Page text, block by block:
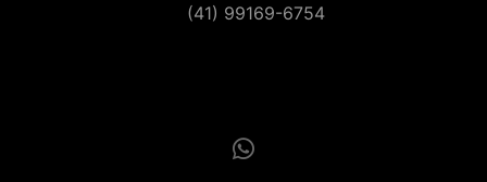
(41) 99169-6754